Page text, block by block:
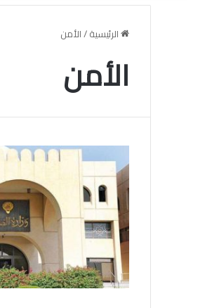
الرئيسية/الأمن
الأمن